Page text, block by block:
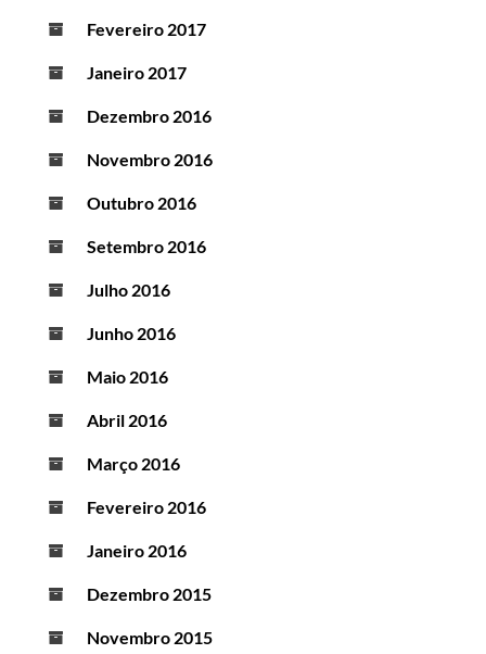
Fevereiro 2017
Janeiro 2017
Dezembro 2016
Novembro 2016
Outubro 2016
Setembro 2016
Julho 2016
Junho 2016
Maio 2016
Abril 2016
Março 2016
Fevereiro 2016
Janeiro 2016
Dezembro 2015
Novembro 2015